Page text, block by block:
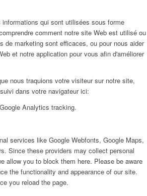
qui sont utilisées sous forme
comment notre site Web est utilisé ou
de marketing sont efficaces, ou pour nous aider
et notre application pour vous afin d'améliorer
nous traquions votre visiteur sur notre site,
dans votre navigateur ici:
Analytics tracking.
services like Google Webfonts, Google Maps,
Since these providers may collect personal
allow you to block them here. Please be aware
the functionality and appearance of our site.
you reload the page.